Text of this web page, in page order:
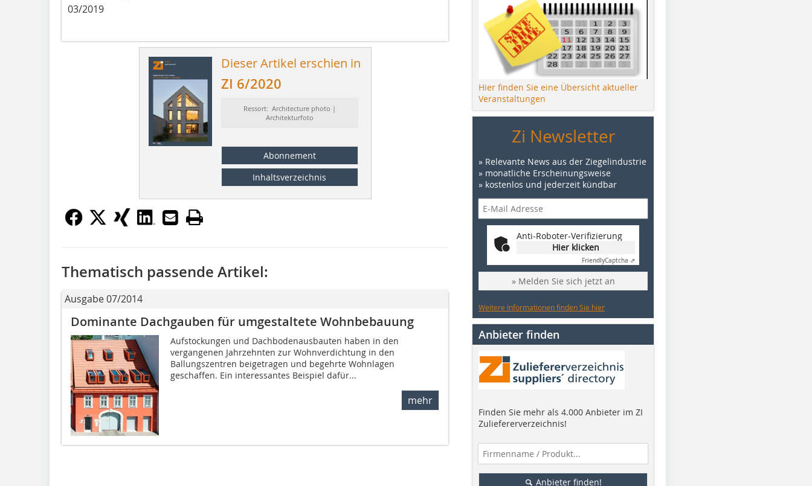
03/2019
Dieser Artikel erschien in
ZI 6/2020
Ressort: Architecture photo |
Architekturfoto
Abonnement
Inhaltsverzeichnis
Thematisch passende Artikel:
Ausgabe 07/2014
Dominante Dachgauben für umgestaltete Wohnbebauung
Aufstockungen und Dachbodenausbauten haben in den
vergangenen Jahrzehnten zur Wohnverdichtung in den
Ballungszentren beigetragen und begehrte Wohnlagen
geschaffen. Ein interessantes Beispiel dafür...
mehr
Hier finden Sie eine Übersicht aktueller
Veranstaltungen
Zi Newsletter
» Relevante News aus der Ziegelindustrie
» monatliche Erscheinungsweise
» kostenlos und jederzeit kündbar
Anti-Roboter-Verifizierung
Hier klicken
FriendlyCaptcha ⇗
» Melden Sie sich jetzt an
Weitere Informationen finden Sie hier
Anbieter finden
Finden Sie mehr als 4.000 Anbieter im ZI
Zuliefererverzeichnis!
Anbieter finden!